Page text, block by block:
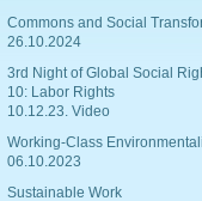
Commons and Social
26.10.2024
3rd Night of Global Social
10: Labor Rights
10.12.23. Video
Working-Class
06.10.2023
Sustainable Work